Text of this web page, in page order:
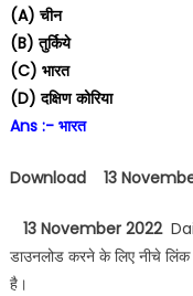
(A) चीन
(B) तुर्किये
(C) भारत
(D) दक्षिण कोरिया
Ans :- भारत
Download 13
13 November 2022
डाउनलोड करने के लिए नीचे
है।